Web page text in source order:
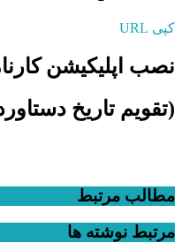
کپی URL
نصب اپلیکیشن
(تقویم تاریخ
مطالب مرتبط
مرتبط نوشته ها